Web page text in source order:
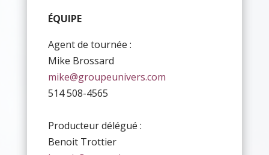
ÉQUIPE
Agent de tournée :
Mike Brossard
mike@groupeunivers.com
514 508-4565
Producteur délégué :
Benoit Trottier